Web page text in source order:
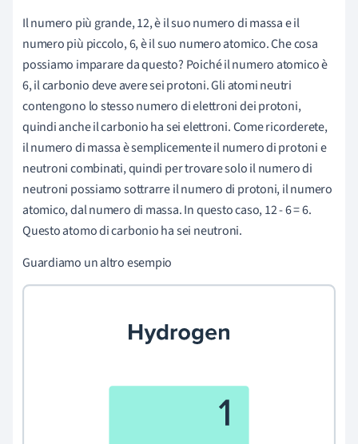
Il numero più grande, 12, è il suo numero di massa e il
numero più piccolo, 6, è il suo numero atomico. Che cosa
possiamo imparare da questo? Poiché il numero atomico è
6, il carbonio deve avere sei protoni. Gli atomi neutri
contengono lo stesso numero di elettroni dei protoni,
quindi anche il carbonio ha sei elettroni. Come ricorderete,
il numero di massa è semplicemente il numero di protoni e
neutroni combinati, quindi per trovare solo il numero di
neutroni possiamo sottrarre il numero di protoni, il numero
atomico, dal numero di massa. In questo caso, 12 - 6 = 6.
Questo atomo di carbonio ha sei neutroni.
Guardiamo un altro esempio